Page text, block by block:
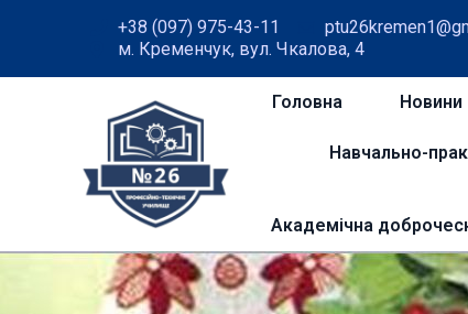
+38 (097) 975-43-11
м. Кременчук, вул. Чкалова, 4
Головна Новини
Навчально-
Академічна